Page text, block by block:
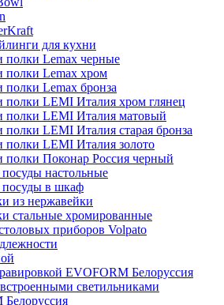
для кухни
полки Lemax черные
полки Lemax хром
полки Lemax бронза
полки LEMI Италия хром глянец
полки LEMI Италия матовый
полки LEMI Италия старая бронза
полки LEMI Италия золото
полки Поконар Россия черный
настольные
в шкаф
из нержавейки
стальные хромированные
приборов Volpato
EVOFORM Белоруссия
светильниками